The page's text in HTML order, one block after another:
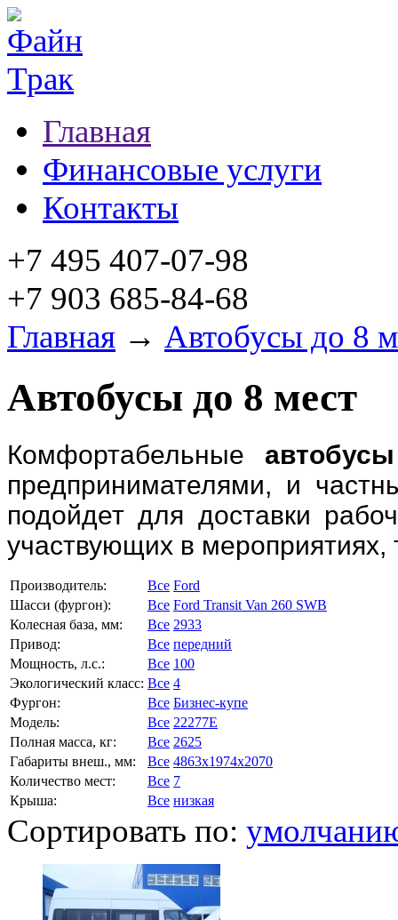
Главная
Финансовые услуги
Контакты
+7 495 407-07-98
+7 903 685-84-68
Главная → Автобусы до 8
Автобусы до 8 мест
Комфортабельные автобусы
предпринимателями, и
подойдет для доставки
участвующих в мероприятиях,
Производитель: Все Ford
Шасси (фургон):
Все Ford Transit Van 260 SWB
Колесная база, мм:
Все 2933
Привод:
Все передний
Мощность, л.с.:
Все 100
Экологический класс: Все 4
Фургон:
Все Бизнес-купе
Модель:
Все 22277E
Полная масса, кг:
Все 2625
Габариты внеш., мм:
Все 4863x1974x2070
Количество мест:
Все 7
Крыша:
Все низкая
Сортировать по: